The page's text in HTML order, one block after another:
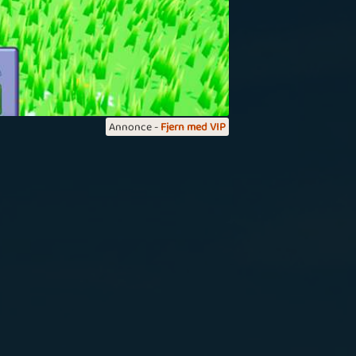
lidt om minestryger/sea sweeper
som en slags opgradering af det ;) og
er efter min mening godt :D
Annonce -Fjern med VIP